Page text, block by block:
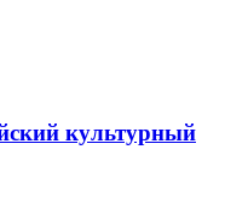
культурный